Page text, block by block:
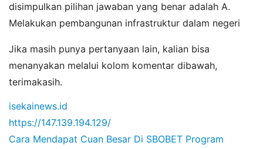
disimpulkan pilihan jawaban yang benar adalah A.
Melakukan pembangunan infrastruktur dalam negeri
Jika masih punya pertanyaan lain, kalian bisa
menanyakan melalui kolom komentar dibawah,
terimakasih.
isekainews.id
https://147.139.194.129/
Cara Mendapat Cuan Besar Di SBOBET Program